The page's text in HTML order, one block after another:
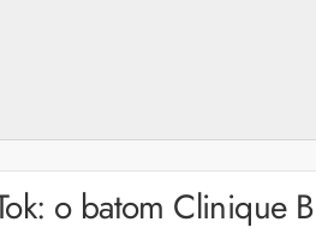
o batom Clinique